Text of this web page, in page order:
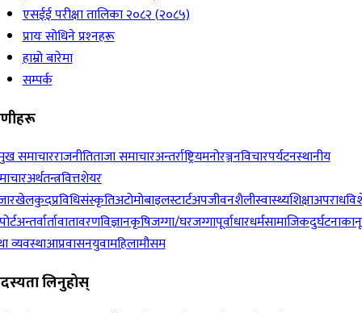
एसईई परीक्षा तालिका २०८२ (२०८५)
प्रायः सोधिने प्रश्‍नहरू
हाम्रो बारेमा
सम्पर्क
समाचारराजनीतिताजा समाचारअन्तर्राष्ट्रियमनोरञ्जनविचारपर्यटनस्थानीय
अर्थतन्त्रवित्तशेयर
खेलकुदप्रविधिसंस्कृतिअटोमोबाइलस्टार्टअपजीवनशैलीस्वास्थ्यशिक्षाअपराध
अन्तर्वार्तावातावरणविज्ञानकृषिजग्गा/घरजग्गापूर्वाधारधर्मसामाजिकदुर्घटना
व्यवस्थाआप्रवासनयुवामहिलामौसम
लिनुहोस्